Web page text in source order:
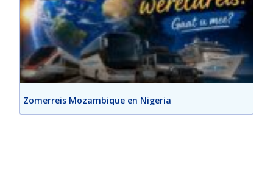
Zomerreis Mozambique en Nigeria